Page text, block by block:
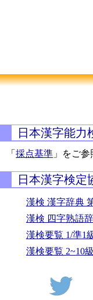
日本漢字能力
「採点基準 」をご参
日本漢字検定
漢検 漢字辞典
漢検 四字熟語
漢検要覧 1/準1
漢検要覧 2~10